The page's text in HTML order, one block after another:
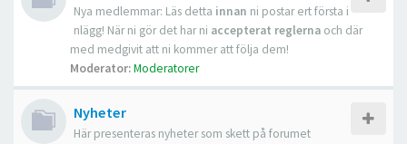
Nya medlemmar: Läs detta innan ni postar ert första i
nlägg! När ni gör det har ni accepterat reglerna och där
med medgivit att ni kommer att följa dem!
Moderator:Moderatorer
Nyheter
Här presenteras nyheter som skett på forumet